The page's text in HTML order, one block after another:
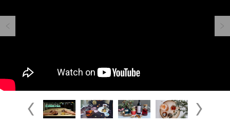
Previous Next
Previous Next